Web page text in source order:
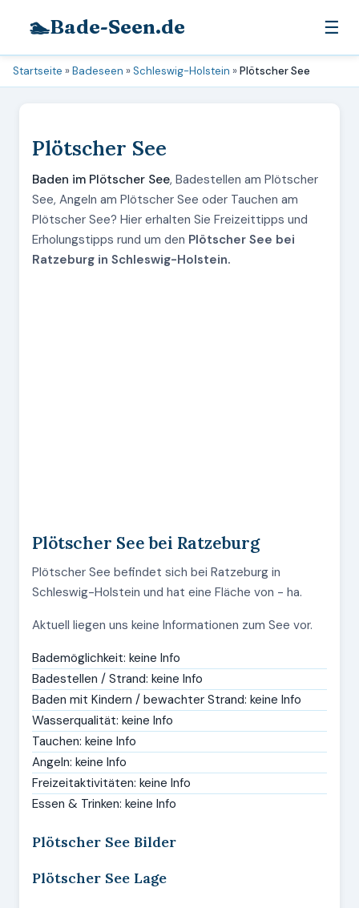
🏊Bade-Seen.de ☰
Startseite »Badeseen »Schleswig-Holstein »Plötscher See
Plötscher See
Baden im Plötscher See, Badestellen am Plötscher
See, Angeln am Plötscher See oder Tauchen am
Plötscher See? Hier erhalten Sie Freizeittipps und
Erholungstipps rund um den Plötscher See bei
Ratzeburg in Schleswig-Holstein.
Plötscher See bei Ratzeburg
Plötscher See befindet sich bei Ratzeburg in
Schleswig-Holstein und hat eine Fläche von - ha.
Aktuell liegen uns keine Informationen zum See vor.
Bademöglichkeit: keine Info
Badestellen / Strand: keine Info
Baden mit Kindern / bewachter Strand: keine Info
Wasserqualität: keine Info
Tauchen: keine Info
Angeln: keine Info
Freizeitaktivitäten: keine Info
Essen & Trinken: keine Info
Plötscher See Bilder
Plötscher See Lage